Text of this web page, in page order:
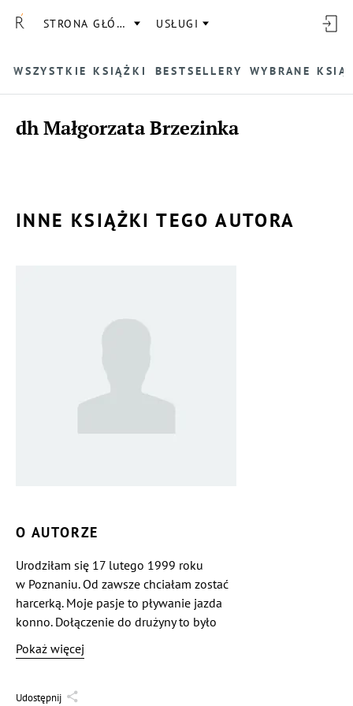
STRONA GŁÓWNA USŁUGI
WSZYSTKIE KSIĄŻKI BESTSELLERY WYBRANE
dh Małgorzata Brzezinka
INNE KSIĄŻKI TEGO AUTORA
O AUTORZE
Urodziłam się 17 lutego 1999 roku
w Poznaniu. Od zawsze chciałam zostać
harcerką. Moje pasje to pływanie jazda
konno. Dołączenie do drużyny to było
moje spełnienie marzeń
Pokaż więcej
Udostępnij